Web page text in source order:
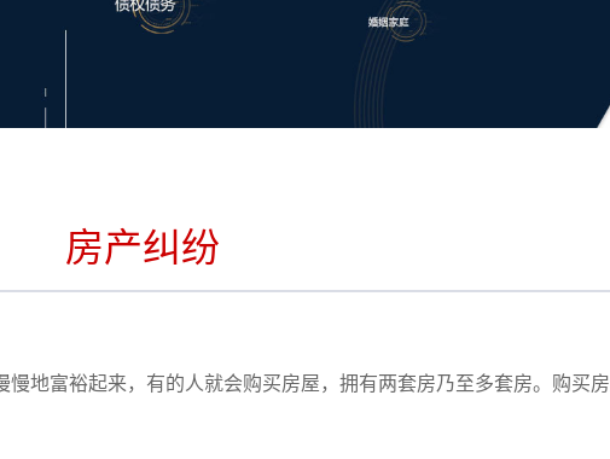
房产纠纷
地富裕起来，有的人就会购买房屋，拥有两套房乃至多套房。购买